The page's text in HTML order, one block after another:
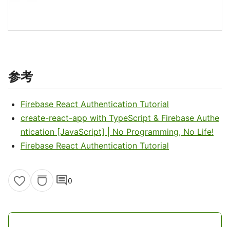
参考
Firebase React Authentication Tutorial
create-react-app with TypeScript & Firebase Authe
ntication [JavaScript] | No Programming, No Life!
Firebase React Authentication Tutorial
comment0